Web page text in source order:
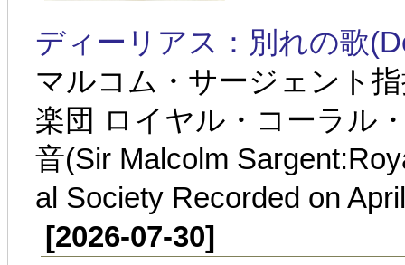
ディーリアス：別れの歌
マルコム・サージェント
楽団 ロイヤル・コーラル
音(Sir Malcolm
al Society Recorded on
[2026-07-30]